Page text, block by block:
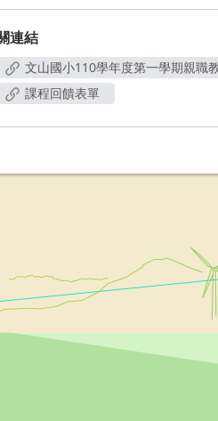
連結
文山國小110學年度第一學期親職
課程回饋表單